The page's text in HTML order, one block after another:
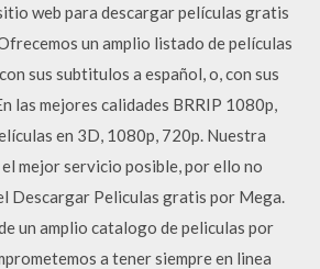
web para descargar películas gratis
un amplio listado de películas
sus subtitulos a español, o, con sus
las mejores calidades BRRIP 1080p,
en 3D, 1080p, 720p. Nuestra
mejor servicio posible, por ello no
Descargar Peliculas gratis por Mega.
un amplio catalogo de peliculas por
a tener siempre en linea